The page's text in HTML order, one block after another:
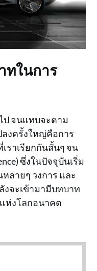
ทในการ
ป จนแทบจะตาม
งครั้งใหญ่คือการ
ราเรียกกันสั้นๆ จน
ซึ่งในปัจจุบันเริ่ม
ลายๆ วงการ และ
งจะเข้ามามีบทบาท
ห่งโลกอนาคต